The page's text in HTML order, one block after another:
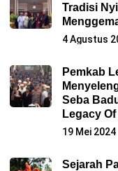
Tradisi
4 Agustus
Pemkab
Seba
Legacy
19 Mei 2024
Sejarah